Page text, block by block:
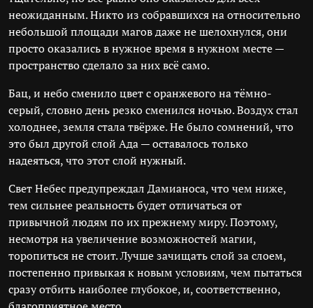
неожиданным. Никто из собравшихся на относительно
небольшой площади магов даже не шелохнулся, они
просто оказались в нужное время в нужном месте —
пространство сделало за них всё само.
Бац, и небо сменило цвет с оранжевого на тёмно-
серый, словно день резко сменился ночью. Воздух стал
холоднее, земля стала твёрже. Не было сомнений, что
это был другой слой Ада — оставалось только
надеяться, что этот слой нужный.
Свет Небес предупреждал Дамианоса, что чем ниже,
тем сильнее реальность будет отличаться от
привычной людям по их прежнему миру. Поэтому,
несмотря на увеличение возможностей магии,
торопиться не стоит. Лучше зачищать слой за слоем,
постепенно привыкая к новым условиям, чем пытаться
сразу отбить наиболее глубокое, и, соответственно,